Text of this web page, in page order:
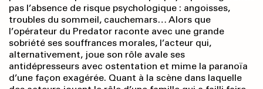
pas l’absence de risque psychologique : angoisses,
troubles du sommeil, cauchemars… Alors que
l’opérateur du Predator raconte avec une grande
sobriété ses souffrances morales, l’acteur qui,
alternativement, joue son rôle avale ses
antidépresseurs avec ostentation et mime la paranoïa
d’une façon exagérée. Quant à la scène dans laquelle